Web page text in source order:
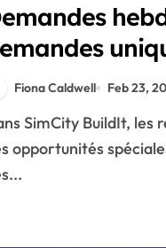
des
Fiona Caldwell Feb 23,
opportunités